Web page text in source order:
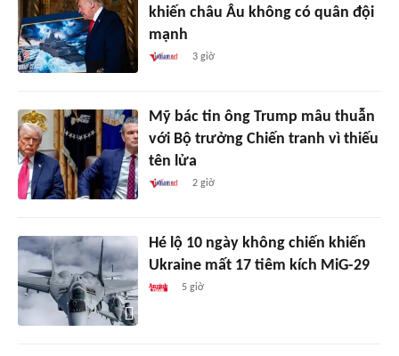
khiến châu Âu không có quân đội
mạnh
3 giờ
Mỹ bác tin ông Trump mâu thuẫn
với Bộ trưởng Chiến tranh vì thiếu
tên lửa
2 giờ
Hé lộ 10 ngày không chiến khiến
Ukraine mất 17 tiêm kích MiG-29
5 giờ